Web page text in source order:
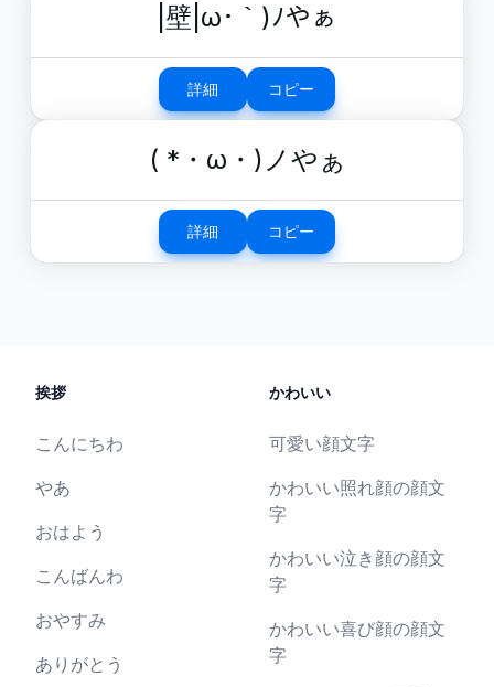
|壁|ω･｀)ﾉやぁ
詳細 コピー
( *・ω・)ノやぁ
詳細 コピー
挨拶
こんにちわ
やあ
おはよう
こんばんわ
おやすみ
ありがとう
かわいい
可愛い顔文字
かわいい照れ顔の顔文
字
かわいい泣き顔の顔文
字
かわいい喜び顔の顔文
字